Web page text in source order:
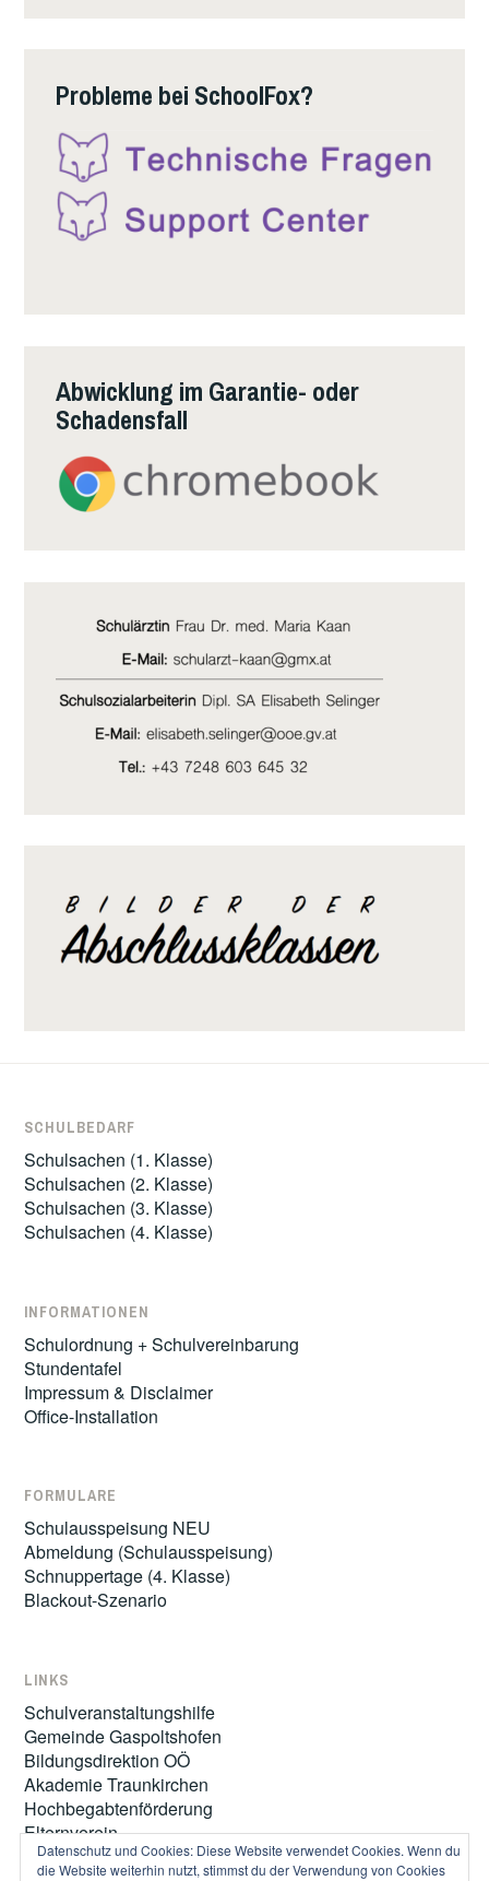
Probleme bei SchoolFox?
Abwicklung im Garantie- oder
Schadensfall
SCHULBEDARF
Schulsachen (1. Klasse)
Schulsachen (2. Klasse)
Schulsachen (3. Klasse)
Schulsachen (4. Klasse)
INFORMATIONEN
Schulordnung + Schulvereinbarung
Stundentafel
Impressum & Disclaimer
Office-Installation
FORMULARE
Schulausspeisung NEU
Abmeldung (Schulausspeisung)
Schnuppertage (4. Klasse)
Blackout-Szenario
LINKS
Schulveranstaltungshilfe
Gemeinde Gaspoltshofen
Bildungsdirektion OÖ
Akademie Traunkirchen
Hochbegabtenförderung
Elternverein
Datenschutz und Cookies: Diese Website verwendet Cookies. Wenn du
die Website weiterhin nutzt, stimmst du der Verwendung von Cookies